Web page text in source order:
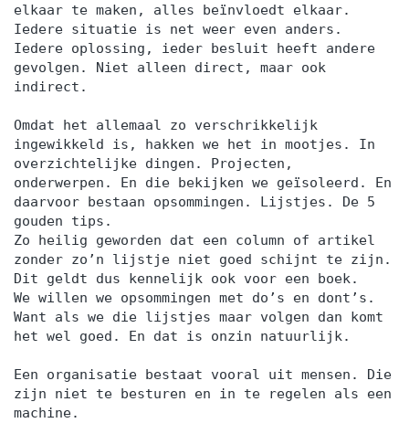
elkaar te maken, alles beïnvloedt elkaar.
Iedere situatie is net weer even anders.
Iedere oplossing, ieder besluit heeft andere
gevolgen. Niet alleen direct, maar ook
indirect.
Omdat het allemaal zo verschrikkelijk
ingewikkeld is, hakken we het in mootjes. In
overzichtelijke dingen. Projecten,
onderwerpen. En die bekijken we geïsoleerd. En
daarvoor bestaan opsommingen. Lijstjes. De 5
gouden tips.
Zo heilig geworden dat een column of artikel
zonder zo’n lijstje niet goed schijnt te zijn.
Dit geldt dus kennelijk ook voor een boek.
We willen we opsommingen met do’s en dont’s.
Want als we die lijstjes maar volgen dan komt
het wel goed. En dat is onzin natuurlijk.
Een organisatie bestaat vooral uit mensen. Die
zijn niet te besturen en in te regelen als een
machine.